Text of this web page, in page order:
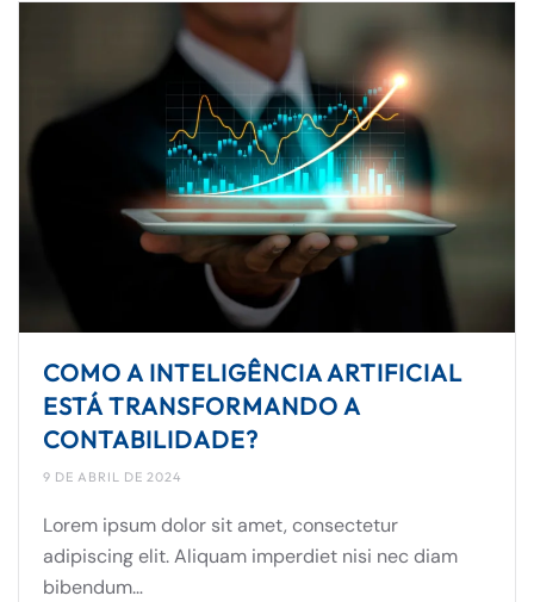
COMO A INTELIGÊNCIA ARTIFICIAL
ESTÁ TRANSFORMANDO A
CONTABILIDADE?
9 DE ABRIL DE 2024
Lorem ipsum dolor sit amet, consectetur
adipiscing elit. Aliquam imperdiet nisi nec diam
bibendum…